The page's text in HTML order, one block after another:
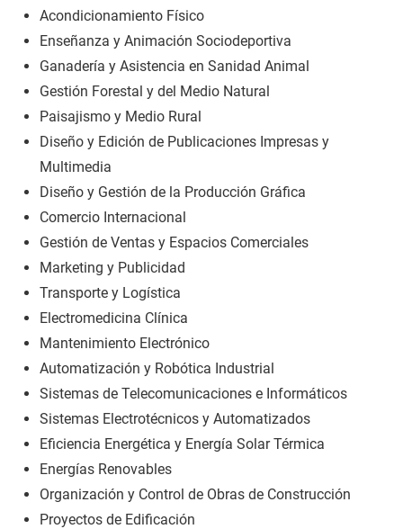
Acondicionamiento Físico
Enseñanza y Animación Sociodeportiva
Ganadería y Asistencia en Sanidad Animal
Gestión Forestal y del Medio Natural
Paisajismo y Medio Rural
Diseño y Edición de Publicaciones Impresas y
Multimedia
Diseño y Gestión de la Producción Gráfica
Comercio Internacional
Gestión de Ventas y Espacios Comerciales
Marketing y Publicidad
Transporte y Logística
Electromedicina Clínica
Mantenimiento Electrónico
Automatización y Robótica Industrial
Sistemas de Telecomunicaciones e Informáticos
Sistemas Electrotécnicos y Automatizados
Eficiencia Energética y Energía Solar Térmica
Energías Renovables
Organización y Control de Obras de Construcción
Proyectos de Edificación